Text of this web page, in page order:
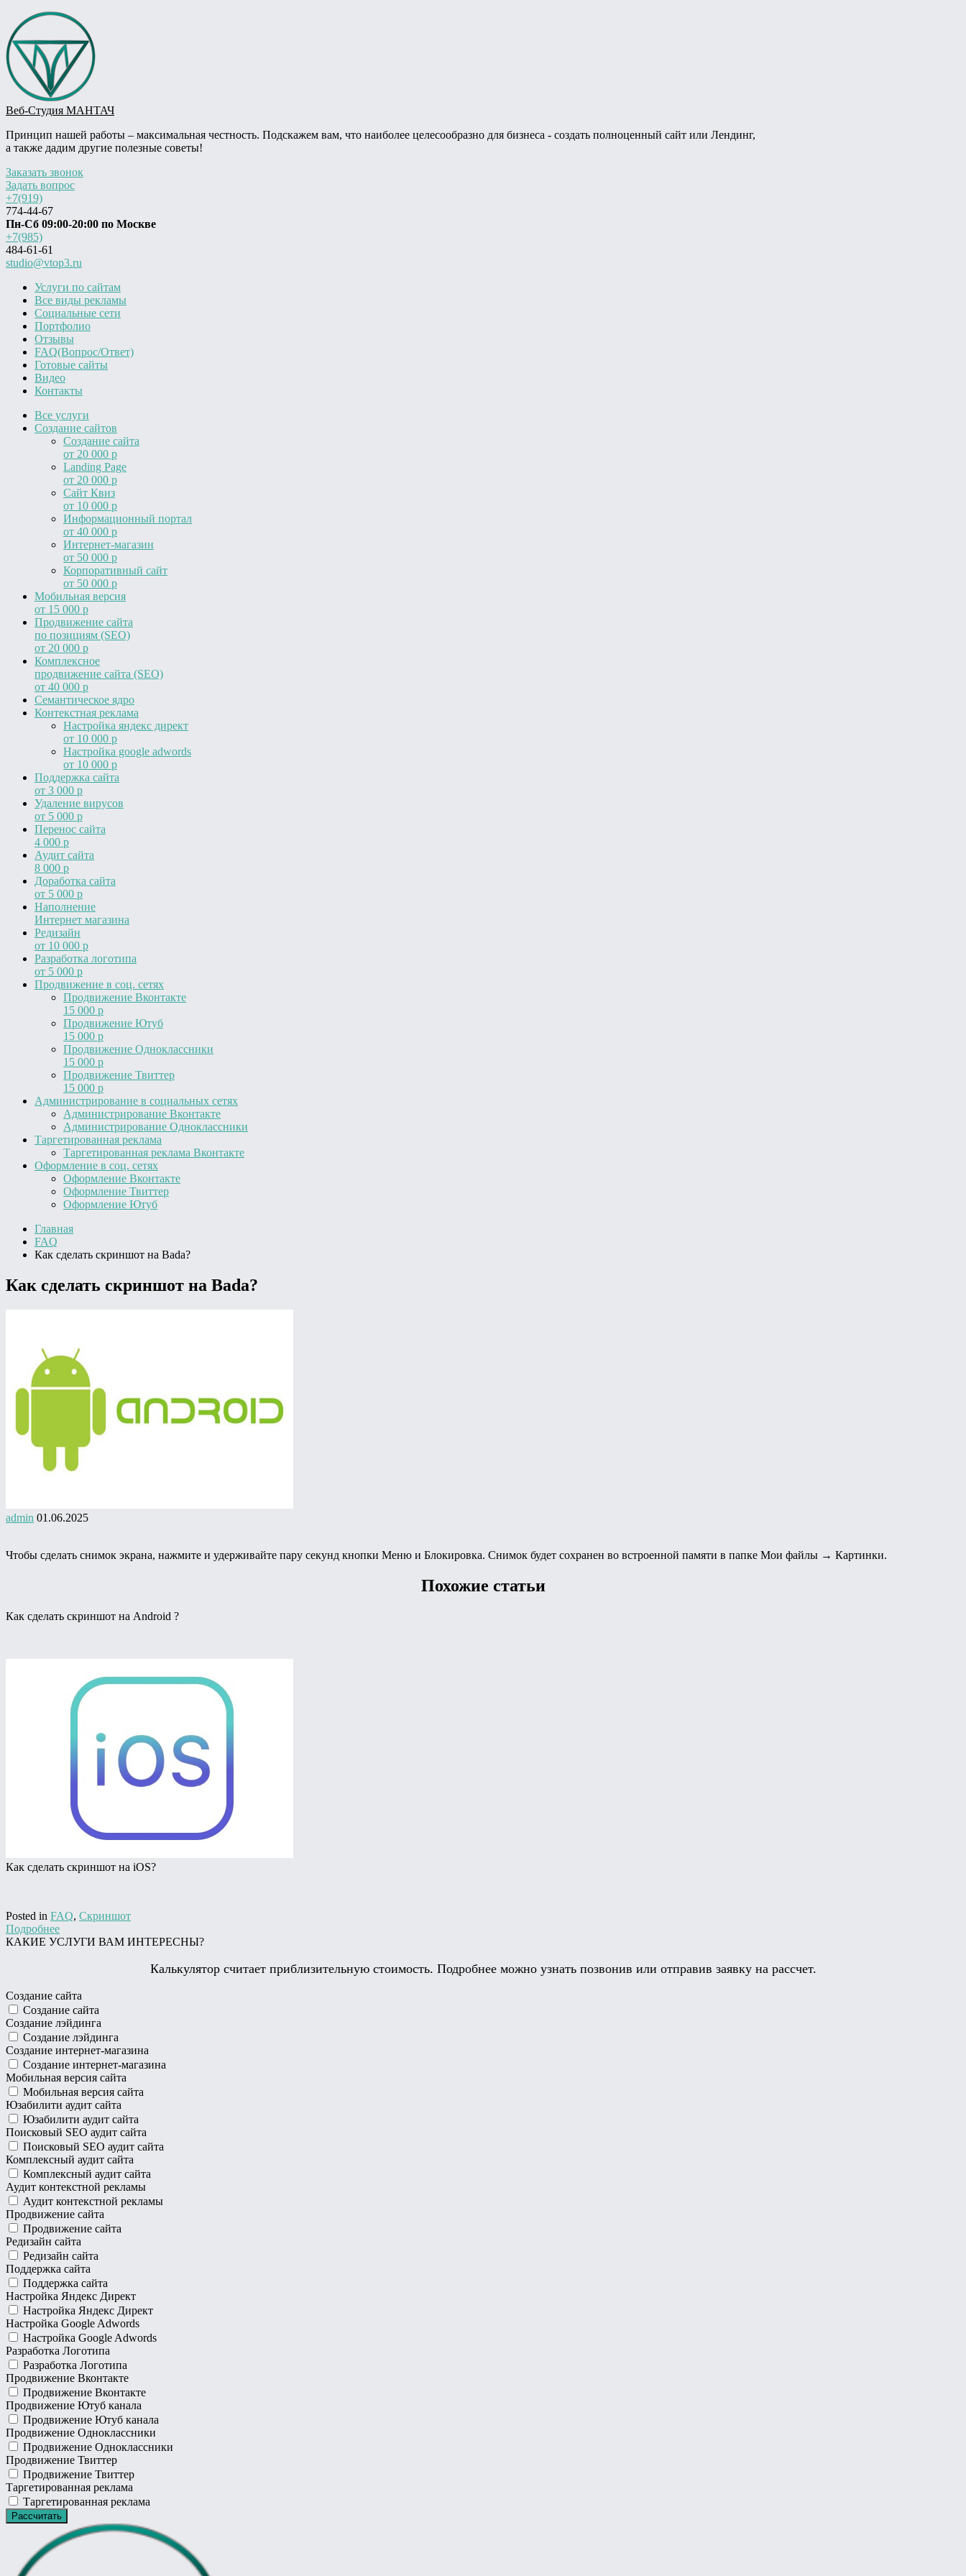
Веб-Студия МАНТАЧ
Принцип нашей работы – максимальная честность. Подскажем вам, что наиболее целесообразно для бизнеса - создать полноценный сайт или Лендинг,
а также дадим другие полезные советы!
Заказать звонок
Задать вопрос
+7(919)
774-44-67
Пн-Сб 09:00-20:00 по Москве
+7(985)
484-61-61
studio@vtop3.ru
Услуги по сайтам
Все виды рекламы
Социальные сети
Портфолио
Отзывы
FAQ(Вопрос/Ответ)
Готовые сайты
Видео
Контакты
Все услуги
Создание сайтов
Создание сайта
от 20 000 р
Landing Page
от 20 000 р
Сайт Квиз
от 10 000 р
Информационный портал
от 40 000 р
Интернет-магазин
от 50 000 р
Корпоративный сайт
от 50 000 р
Мобильная версия
от 15 000 р
Продвижение сайта
по позициям (SEO)
от 20 000 р
Комплексное
продвижение сайта (SEO)
от 40 000 р
Cемантическое ядро
Контекстная реклама
Настройка яндекс директ
от 10 000 р
Настройка google adwords
от 10 000 р
Поддержка сайта
от 3 000 р
Удаление вирусов
от 5 000 р
Перенос сайта
4 000 р
Аудит сайта
8 000 р
Доработка сайта
от 5 000 р
Наполнение
Интернет магазина
Редизайн
от 10 000 р
Разработка логотипа
от 5 000 р
Продвижение в соц. сетях
Продвижение Вконтакте
15 000 р
Продвижение Ютуб
15 000 р
Продвижение Одноклассники
15 000 р
Продвижение Твиттер
15 000 р
Администрирование в социальных сетях
Администрирование Вконтакте
Администрирование Одноклассники
Таргетированная реклама
Таргетированная реклама Вконтакте
Оформление в соц. сетях
Оформление Вконтакте
Оформление Твиттер
Оформление Ютуб
Главная
FAQ
Как сделать скриншот на Bada?
Как сделать скриншот на Bada?
admin 01.06.2025
Чтобы сделать снимок экрана, нажмите и удерживайте пару секунд кнопки Меню и Блокировка. Снимок будет сохранен во встроенной памяти в папке Мои файлы → Картинки.
Похожие статьи
Как сделать скриншот на Android ?
Как сделать скриншот на iOS?
Posted in FAQ, Скриншот
Подробнее
КАКИЕ УСЛУГИ ВАМ ИНТЕРЕСНЫ?
Калькулятор считает приблизительную стоимость. Подробнее можно узнать позвонив или отправив заявку на рассчет.
Создание сайта
Создание сайта
Создание лэйдинга
Создание лэйдинга
Создание интернет-магазина
Создание интернет-магазина
Мобильная версия сайта
Мобильная версия сайта
Юзабилити аудит сайта
Юзабилити аудит сайта
Поисковый SEO аудит сайта
Поисковый SEO аудит сайта
Комплексный аудит сайта
Комплексный аудит сайта
Аудит контекстной рекламы
Аудит контекстной рекламы
Продвижение сайта
Продвижение сайта
Редизайн сайта
Редизайн сайта
Поддержка сайта
Поддержка сайта
Настройка Яндекс Директ
Настройка Яндекс Директ
Настройка Google Adwords
Настройка Google Adwords
Разработка Логотипа
Разработка Логотипа
Продвижение Вконтакте
Продвижение Вконтакте
Продвижение Ютуб канала
Продвижение Ютуб канала
Продвижение Одноклассники
Продвижение Одноклассники
Продвижение Твиттер
Продвижение Твиттер
Таргетированная реклама
Таргетированная реклама